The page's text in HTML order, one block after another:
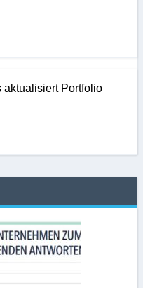
aktualisiert Portfolio